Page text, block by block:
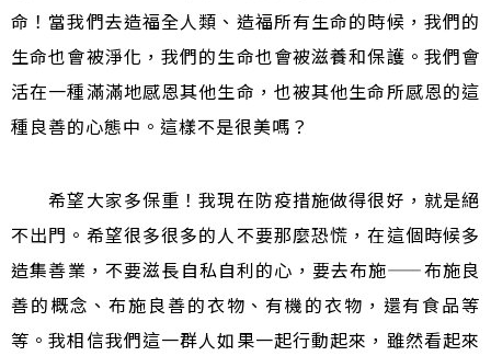
命！當我們去造福全人類、造福所有生命的時候，我們的
生命也會被淨化，我們的生命也會被滋養和保護。我們會
活在一種滿滿地感恩其他生命，也被其他生命所感恩的這
種良善的心態中。這樣不是很美嗎？
希望大家多保重！我現在防疫措施做得很好，就是絕
不出門。希望很多很多的人不要那麼恐慌，在這個時候多
造集善業，不要滋長自私自利的心，要去布施——布施良
善的概念、布施良善的衣物、有機的衣物，還有食品等
等。我相信我們這一群人如果一起行動起來，雖然看起來